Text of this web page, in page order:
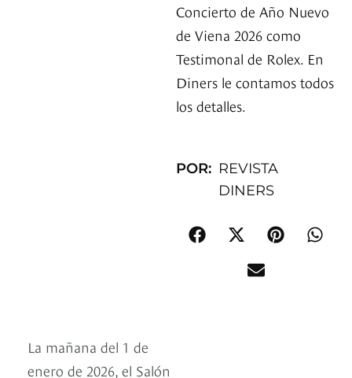
Concierto de Año Nuevo
de Viena 2026 como
Testimonal de Rolex. En
Diners le contamos todos
los detalles.
POR: REVISTA
DINERS
La mañana del 1 de
enero de 2026, el Salón